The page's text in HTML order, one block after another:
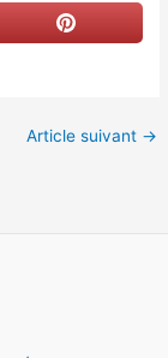
Article suivant →